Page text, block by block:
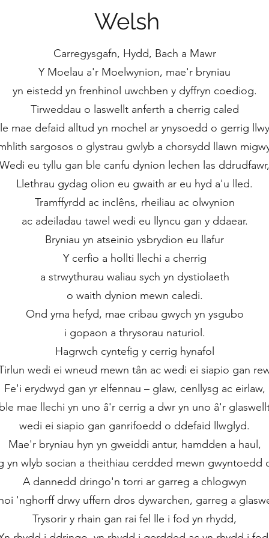
Welsh
Carregysgafn, Hydd, Bach a Mawr
Y Moelau a'r Moelwynion, mae'r bryniau
yn eistedd yn frenhinol uwchben y dyffryn coediog.
Tirweddau o laswellt anferth a cherrig caled
mae defaid alltud yn mochel ar ynysoedd o gerrig
sargosos o glystrau gwlyb a chorsydd llawn
Wedi eu tyllu gan ble canfu dynion lechen las ddrudfawr,
Llethrau gydag olion eu gwaith ar eu hyd a'u lled.
Tramffyrdd ac inclêns, rheiliau ac olwynion
ac adeiladau tawel wedi eu llyncu gan y ddaear.
Bryniau yn atseinio ysbrydion eu llafur
Y cerfio a hollti llechi a cherrig
a strwythurau waliau sych yn dystiolaeth
o waith dynion mewn caledi.
Ond yma hefyd, mae cribau gwych yn ysgubo
i gopaon a thrysorau naturiol.
Hagrwch cyntefig y cerrig hynafol
wedi ei wneud mewn tân ac wedi ei siapio gan
Fe'i erydwyd gan yr elfennau – glaw, cenllysg ac eirlaw,
mae llechi yn uno â'r cerrig a dwr yn uno â'r
wedi ei siapio gan ganrifoedd o ddefaid llwglyd.
Mae'r bryniau hyn yn gweiddi antur, hamdden a haul,
yn wlyb socian a theithiau cerdded mewn gwyntoedd
A dannedd dringo'n torri ar garreg a chlogwyn
'nghorff drwy uffern dros dywarchen, garreg a
Trysorir y rhain gan rai fel lle i fod yn rhydd,